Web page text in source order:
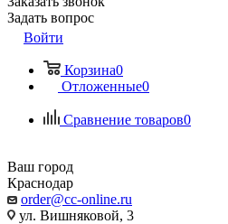
Задать вопрос
Войти
Корзина0
Отложенные0
Сравнение товаров0
Ваш город
Краснодар
order@cc-online.ru
ул. Вишняковой, 3